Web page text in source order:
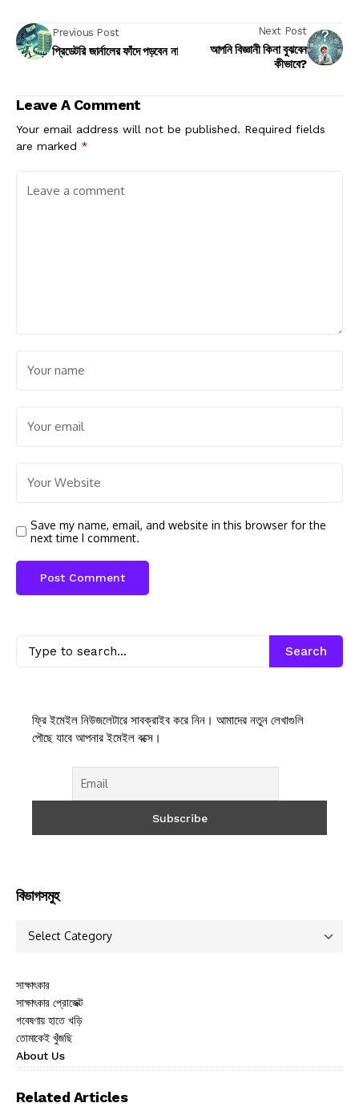
Previous Post
প্রিডেটরি জার্নালের ফাঁদে পড়বেন না
Next Post
আপনি বিজ্ঞানী কিনা বুঝবেন
কীভাবে?
Leave A Comment
Your email address will not be published. Required fields
are marked *
Save my name, email, and website in this browser for the
next time I comment.
Search
ফ্রি ইমেইল নিউজলেটারে সাবক্রাইব করে নিন। আমাদের নতুন লেখাগুলি
পৌছে যাবে আপনার ইমেইল বক্সে।
বিভাগসমুহ
সাক্ষাৎকার
সাক্ষাৎকার প্রোজেক্ট
গবেষণায় হাতে খড়ি
তোমাকেই খুঁজছি
About Us
Related Articles